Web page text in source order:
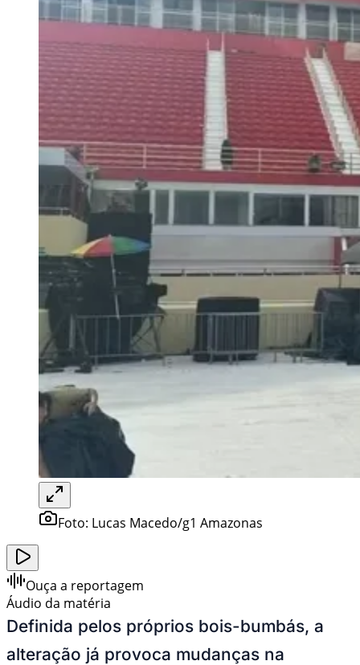
Foto: Lucas Macedo/g1 Amazonas
Ouça a reportagem
Áudio da matéria
Definida pelos próprios bois-bumbás, a
alteração já provoca mudanças na